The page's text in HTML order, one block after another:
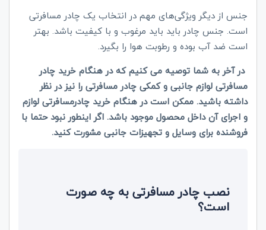
جنس از دیگر ویژگی‌های مهم در انتخاب یک چادر مسافرتی
است. جنس چادر باید باید مرغوب و با کیفیت باشد. بهتر
است ضد آب بوده و رطوبت هوا را بگیرد.
در آخر به شما توصیه می کنیم که در هنگام خرید چادر
مسافرتی لوازم جانبی و کمکی چادر مسافرتی را نیز در نظر
داشته باشید. ممکن است در هنگام خرید چادرمسافرتی لوازم
و اجرای آن داخل محصول موجود باشد. اگر اینطور نبود حتما با
فروشنده برای وسایل و تجهیزات جانبی مشورت کنید.
نصب چادر مسافرتی به چه صورت
است؟